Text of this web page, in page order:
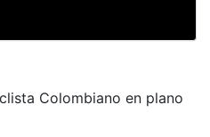
Colombiano en plano